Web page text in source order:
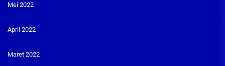
Mei 2022
April 2022
Maret 2022